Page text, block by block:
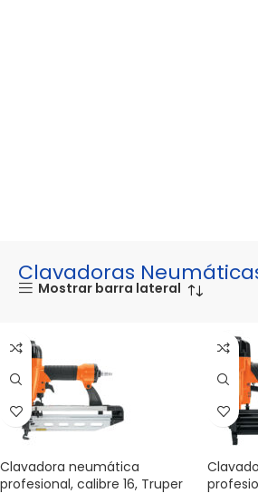
Clavadoras
Mostrar barra lateral
Clavadora neumática
profesional, calibre 16, Truper